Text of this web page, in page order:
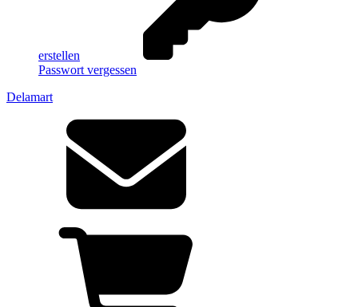
erstellen
Passwort vergessen
Delamart